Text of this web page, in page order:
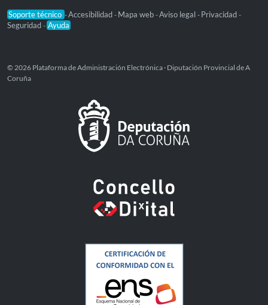
Soporte técnico -Accesibilidad - Mapa web -Aviso legal - Privacidad -
Seguridad - Ayuda
© 2026 Plataforma de Administración Electrónica · Diputación Provincial de A
Coruña